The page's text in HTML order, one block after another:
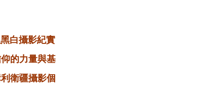
白攝影紀實
的力量與基
衛疆攝影個